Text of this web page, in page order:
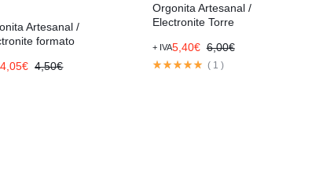
Artesanal /
formato
4,50€
4,05€
Orgonita Artesanal /
Electronite Torre
6,00€
5,40€
+ IVA
( 1 )